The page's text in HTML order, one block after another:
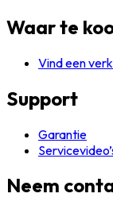
Waar te
Vind een
Support
Garantie
Neem